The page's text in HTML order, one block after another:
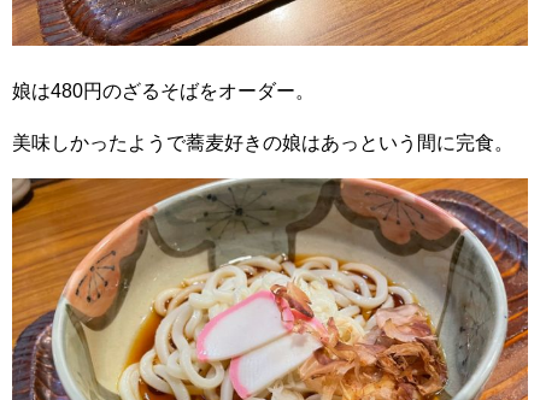
娘は480円のざるそばをオーダー。
美味しかったようで蕎麦好きの娘はあっという間に完食。